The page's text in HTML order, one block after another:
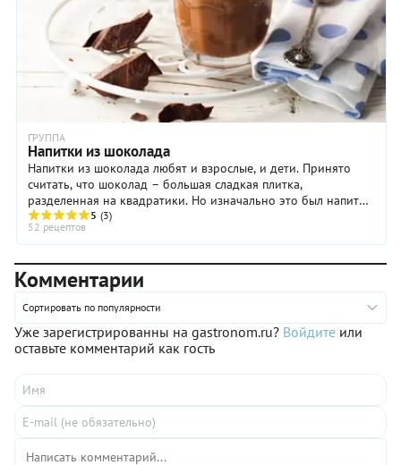
ГРУППА
Напитки из шоколада
Напитки из шоколада любят и взрослые, и дети. Принято
считать, что шоколад – большая сладкая плитка,
разделенная на квадратики. Но изначально это был напиток
– ароматный и очень горький. Его название – чоколатль –
так и переводилось: «горькая вода». И прошло не одно
столетие, прежде чем шоколад перестал быть таковым и
появились напитки, созданные на его основе. Самые
популярные из них - горячий шоколад и молочно-
шоколадный коктейль.
5 (3)
52 рецептов
Комментарии
Сортировать по популярности
Уже зарегистрированны на gastronom.ru? Войдите или
оставьте комментарий как гость